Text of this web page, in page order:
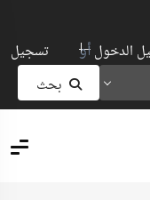
بحث
الدخولأو تسجيل